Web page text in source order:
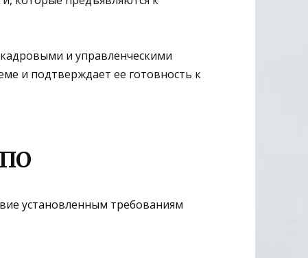
и управленческими
и подтверждает ее готовность к
установленным требованиям